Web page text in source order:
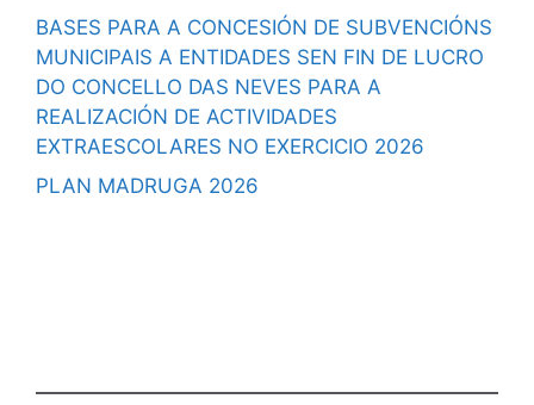
BASES PARA A CONCESIÓN DE SUBVENCIÓNS
MUNICIPAIS A ENTIDADES SEN FIN DE LUCRO
DO CONCELLO DAS NEVES PARA A
REALIZACIÓN DE ACTIVIDADES
EXTRAESCOLARES NO EXERCICIO 2026
PLAN MADRUGA 2026